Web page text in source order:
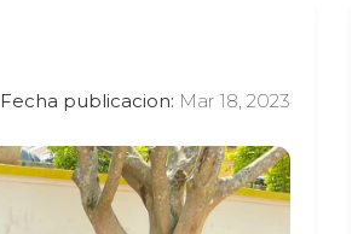
Fecha publicacion: Mar 18, 2023